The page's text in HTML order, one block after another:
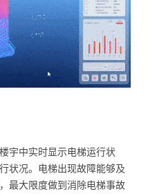
宇中实时显示电梯运行状
状况。电梯出现故障能够及
最大限度做到消除电梯事故